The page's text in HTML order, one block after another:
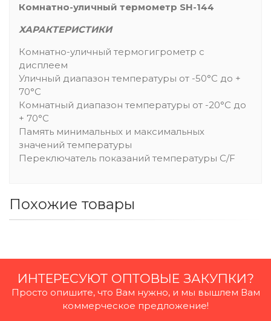
Комнатно-уличный термометр SH-144
ХАРАКТЕРИСТИКИ
Комнатно-уличный термогигрометр с
дисплеем
Уличный диапазон температуры от -50°C до +
70°C
Комнатный диапазон температуры от -20°C до
+ 70°C
Память минимальных и максимальных
значений температуры
Переключатель показаний температуры C/F
Похожие товары
ИНТЕРЕСУЮТ ОПТОВЫЕ ЗАКУПКИ?
Просто опишите, что Вам нужно, и мы вышлем Вам
коммерческое предложение!